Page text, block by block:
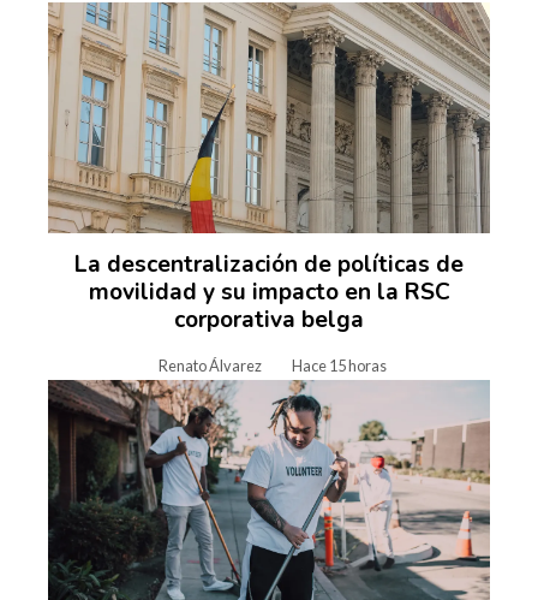
La descentralización de políticas de
movilidad y su impacto en la RSC
corporativa belga
Renato Álvarez Hace 15 horas